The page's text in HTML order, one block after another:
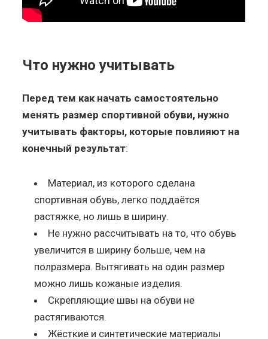
Что нужно учитывать
Перед тем как начать самостоятельно
менять размер спортивной обуви, нужно
учитывать факторы, которые повлияют на
конечный результат:
Материал, из которого сделана
спортивная обувь, легко поддаётся
растяжке, но лишь в ширину.
Не нужно рассчитывать на то, что обувь
увеличится в ширину больше, чем на
полразмера. Вытягивать на один размер
можно лишь кожаные изделия.
Скрепляющие швы на обуви не
растягиваются.
Жёсткие и синтетические материалы